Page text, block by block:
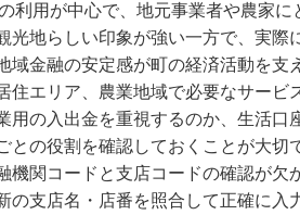
利用が中心で、地元事業者や農家
光地らしい印象が強い一方で、実際
金融の安定感が町の経済活動を支
住エリア、農業地域で必要なサービ
用の入出金を重視するのか、生活口
の役割を確認しておくことが大切
機関コードと支店コードの確認が欠
の支店名・店番を照合して正確に入